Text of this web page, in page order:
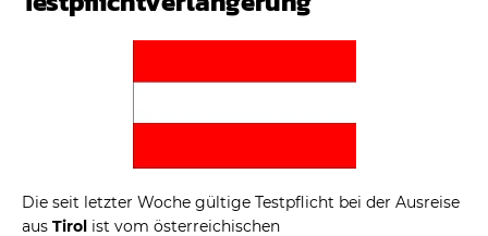
Die seit letzter Woche gültige Testpflicht bei der Ausreise
aus Tirol ist vom österreichischen